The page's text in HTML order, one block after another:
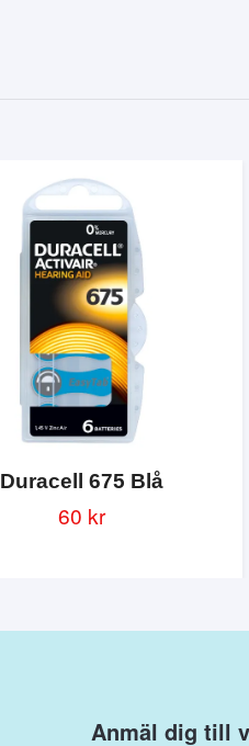
Duracell 675 Blå
60 kr
Anmäl dig till